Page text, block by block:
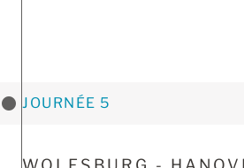
JOURNÉE 5